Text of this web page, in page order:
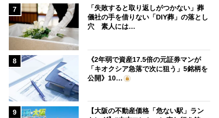
7
「失敗すると取り返しがつかない」葬
儀社の手を借りない「DIY葬」の落とし
穴 素人には…
8
《2年弱で資産17.5倍の元証券マンが
「キオクシア急落で次に狙う」5銘柄を
公開》10…
9
【大阪の不動産価格「危ない駅」ラン